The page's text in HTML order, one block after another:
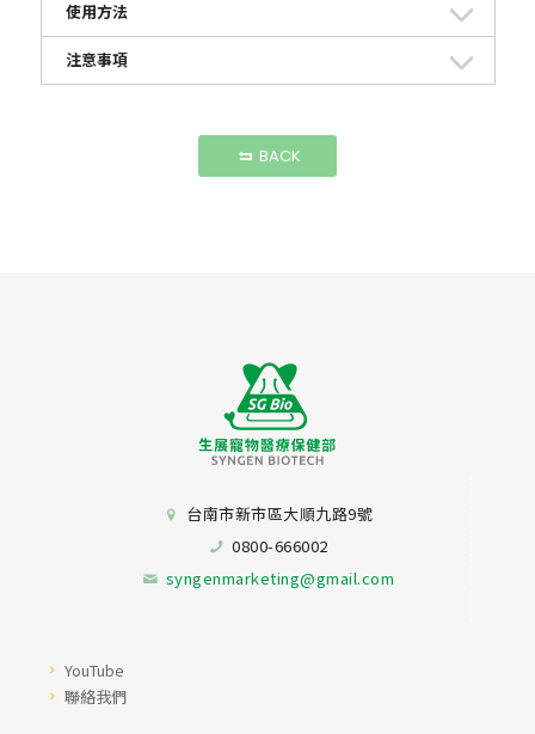
使用方法
注意事項
BACK
台南市新市區大順九路9號
0800-666002
syngenmarketing@gmail.com
YouTube
聯絡我們